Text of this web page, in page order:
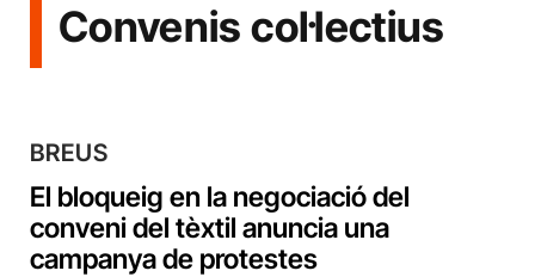
Convenis col·lectius
BREUS
El bloqueig en la negociació del
conveni del tèxtil anuncia una
campanya de protestes